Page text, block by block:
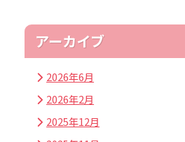
アーカイブ
2026年6月
2026年2月
2025年12月